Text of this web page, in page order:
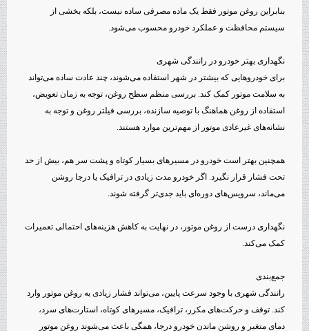
بنابراین روغن موتور فقط یک ماده مصرفی ساده نیست، بلکه بخشی از
سیستم محافظت و عملکرد خودرو محسوب می‌شود.
نگهداری بهتر خودرو در رانندگی شهری
برای خودروهایی که بیشتر در شهر استفاده می‌شوند، چند عادت ساده می‌تواند
به سلامت موتور کمک کند. بررسی منظم سطح روغن، توجه به زمان تعویض،
استفاده از روغن هماهنگ با توصیه سازنده، بررسی فیلتر روغن و توجه به
نشانه‌های غیرعادی موتور از مهم‌ترین موارد هستند.
همچنین بهتر است خودرو در مسیرهای بسیار کوتاه و پشت سر هم، بیش از حد
تحت فشار قرار نگیرد. اگر خودرو مدت زیادی در ترافیک یا درجا روشن
می‌ماند، سرویس‌های دوره‌ای باید جدی‌تر گرفته شوند.
نگهداری درست از روغن موتور، در نهایت به کاهش هزینه‌های احتمالی تعمیرات
کمک می‌کند.
جمع‌بندی
رانندگی شهری با وجود سرعت پایین، می‌تواند فشار زیادی به روغن موتور وارد
کند. توقف و حرکت‌های مکرر، ترافیک، مسیرهای کوتاه، استارت‌های سرد،
دمای متغیر و روشن ماندن خودرو درجا، همگی باعث می‌شوند روغن موتور